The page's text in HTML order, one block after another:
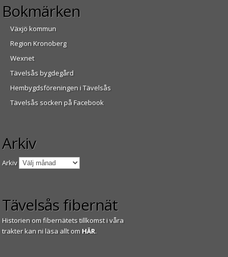
Bokmärken
Växjö kommun
Region Kronoberg
Wexnet
Tävelsås bygdegård
Hembygdsföreningen i Tävelsås
Tävelsås socken på Facebook
Arkiv
Arkiv
Tävelsås fibernät
Historien om fibernätets tillkomst i våra
trakter kan ni läsa allt om HÄR.